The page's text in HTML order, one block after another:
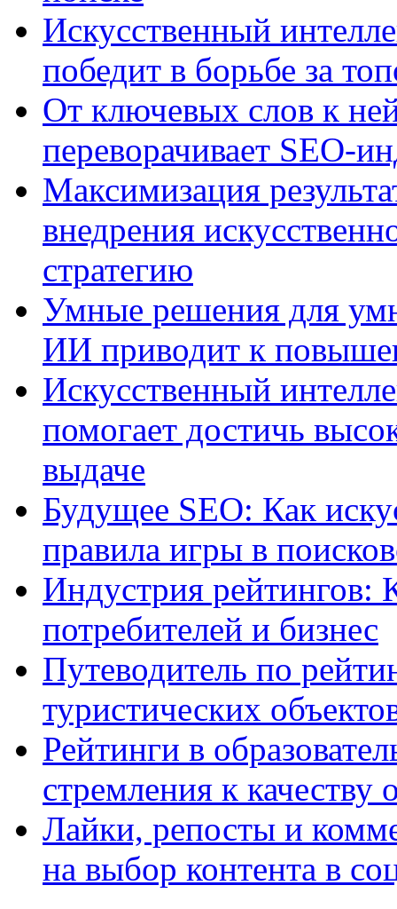
Искусственный
победит в борьбе за
От ключевых слов к
переворачивает SEO-
Максимизация
внедрения
стратегию
Умные решения для
ИИ приводит к
Искусственный
помогает достичь
выдаче
Будущее SEO: Как
правила игры в
Индустрия рейтингов:
потребителей и бизнес
Путеводитель по
туристических
Рейтинги в
стремления к качеству
Лайки, репосты и
на выбор контента в